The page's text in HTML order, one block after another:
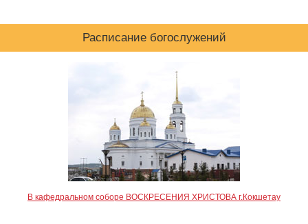
Расписание богослужений
В кафедральном соборе ВОСКРЕСЕНИЯ ХРИСТОВА г.Кокшетау